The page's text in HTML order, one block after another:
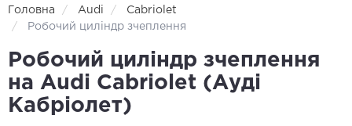
Головна Audi
Cabriolet
Робочий циліндр зчеплення
Робочий циліндр зчеплення
на Audi Cabriolet (Ауді
Кабріолет)